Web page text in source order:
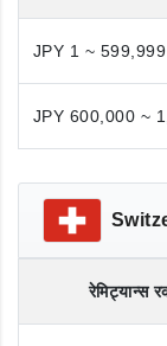
JPY 1 ~ 599,999
JPY 600,000 ~
रेमिट्यान्स